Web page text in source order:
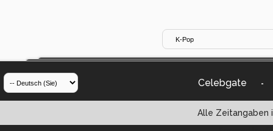
Celebgate -
Alle Zeitangaben